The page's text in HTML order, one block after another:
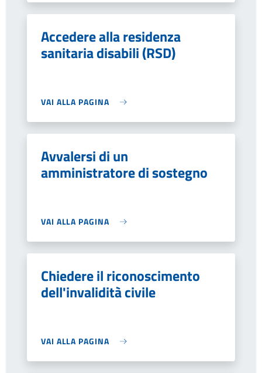
Accedere alla residenza
sanitaria disabili (RSD)
VAI ALLA PAGINA
Avvalersi di un
amministratore di sostegno
VAI ALLA PAGINA
Chiedere il riconoscimento
dell'invalidità civile
VAI ALLA PAGINA